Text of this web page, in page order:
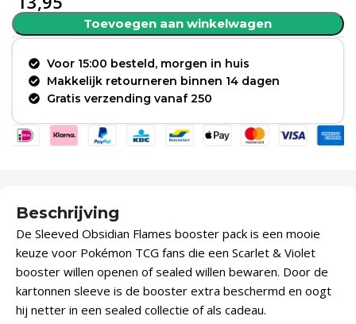
Toevoegen aan winkelwagen
Voor 15:00 besteld, morgen in huis
Makkelijk retourneren binnen 14 dagen
Gratis verzending vanaf 250
Beschrijving
De Sleeved Obsidian Flames booster pack is een mooie
keuze voor Pokémon TCG fans die een Scarlet & Violet
booster willen openen of sealed willen bewaren. Door de
kartonnen sleeve is de booster extra beschermd en oogt
hij netter in een sealed collectie of als cadeau.